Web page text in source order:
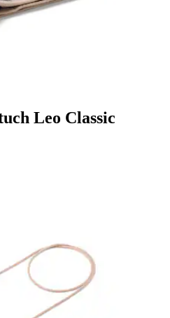
Leo Classic